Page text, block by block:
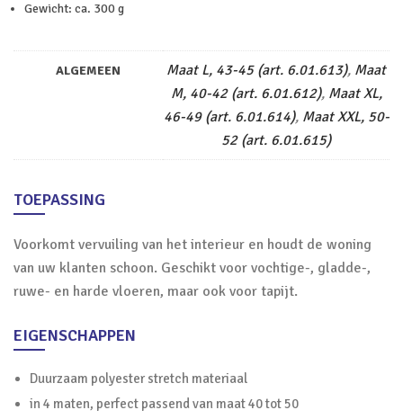
Gewicht: ca. 300 g
ALGEMEEN Maat L, 43-45 (art. 6.01.613), Maat
M, 40-42 (art. 6.01.612), Maat XL,
46-49 (art. 6.01.614), Maat XXL, 50-
52 (art. 6.01.615)
TOEPASSING
Voorkomt vervuiling van het interieur en houdt de woning
van uw klanten schoon. Geschikt voor vochtige-, gladde-,
ruwe- en harde vloeren, maar ook voor tapijt.
EIGENSCHAPPEN
Duurzaam polyester stretch materiaal
in 4 maten, perfect passend van maat 40 tot 50